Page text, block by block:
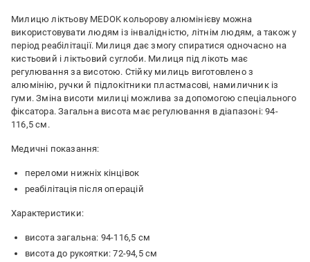
Милицю ліктьову MEDOK кольорову алюмінієву можна
використовувати людям із інвалідністю, літнім людям, а також у
період реабілітації. Милиця дає змогу спиратися одночасно на
кистьовий і ліктьовий суглоби. Милиця під лікоть має
регулювання за висотою. Стійку милиць виготовлено з
алюмінію, ручки й підлокітники пластмасові, намиличник із
гуми. Зміна висоти милиці можлива за допомогою спеціального
фіксатора. Загальна висота має регулювання в діапазоні: 94-
116,5 см.
Медичні показання:
переломи нижніх кінцівок
реабілітація після операцій
Характеристики:
висота загальна: 94-116,5 см
висота до рукоятки: 72-94,5 см